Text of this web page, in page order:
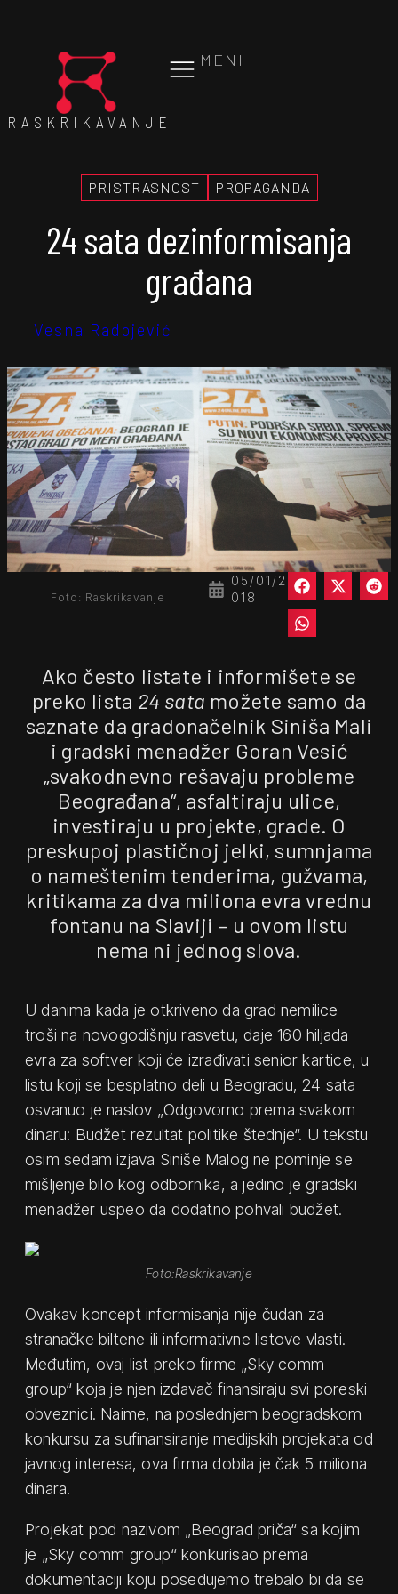
MENI
RASKRIKAVANJE
PRISTRASNOST PROPAGANDA
24 sata dezinformisanja
građana
Vesna Radojević
05/01/2
018
Foto: Raskrikavanje
Ako često listate i informišete se
preko lista 24 sata možete samo da
saznate da gradonačelnik Siniša Mali
i gradski menadžer Goran Vesić
„svakodnevno rešavaju probleme
Beograđana“, asfaltiraju ulice,
investiraju u projekte, grade. O
preskupoj plastičnoj jelki, sumnjama
o nameštenim tenderima, gužvama,
kritikama za dva miliona evra vrednu
fontanu na Slaviji – u ovom listu
nema ni jednog slova.
U danima kada je otkriveno da grad nemilice
troši na novogodišnju rasvetu, daje 160 hiljada
evra za softver koji će izrađivati senior kartice, u
listu koji se besplatno deli u Beogradu, 24 sata
osvanuo je naslov „Odgovorno prema svakom
dinaru: Budžet rezultat politike štednje“. U tekstu
osim sedam izjava Siniše Malog ne pominje se
mišljenje bilo kog odbornika, a jedino je gradski
menadžer uspeo da dodatno pohvali budžet.
Foto:Raskrikavanje
Ovakav koncept informisanja nije čudan za
stranačke biltene ili informativne listove vlasti.
Međutim, ovaj list preko firme „Sky comm
group“ koja je njen izdavač finansiraju svi poreski
obveznici. Naime, na poslednjem beogradskom
konkursu za sufinansiranje medijskih projekata od
javnog interesa, ova firma dobila je čak 5 miliona
dinara.
Projekat pod nazivom „Beograd priča“ sa kojim
je „Sky comm group“ konkurisao prema
dokumentaciji koju posedujemo trebalo bi da se